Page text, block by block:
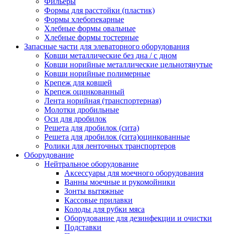
Формы для расстойки (пластик)
Формы хлебопекарные
Хлебные формы овальные
Хлебные формы тостерные
Запасные части для элеваторного оборудования
Ковши металлические без дна / с дном
Ковши норийные металлические цельнотянутые
Ковши норийные полимерные
Крепеж для ковшей
Крепеж оцинкованный
Лента норийная (транспортерная)
Молотки дробильные
Оси для дробилок
Решета для дробилок (сита)
Решета для дробилок (сита)оцинкованные
Ролики для ленточных транспортеров
Оборудование
Нейтральное оборудование
Аксессуары для моечного оборудования
Ванны моечные и рукомойники
Зонты вытяжные
Кассовые прилавки
Колоды для рубки мяса
Оборудование для дезинфекции и очистки
Подставки